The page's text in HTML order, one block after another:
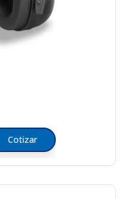
Cotizar